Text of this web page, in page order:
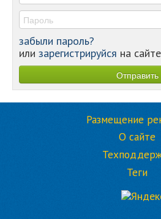
забыли пароль?
или зарегистрируйся на сайте
Размещение
О сайте
Теги